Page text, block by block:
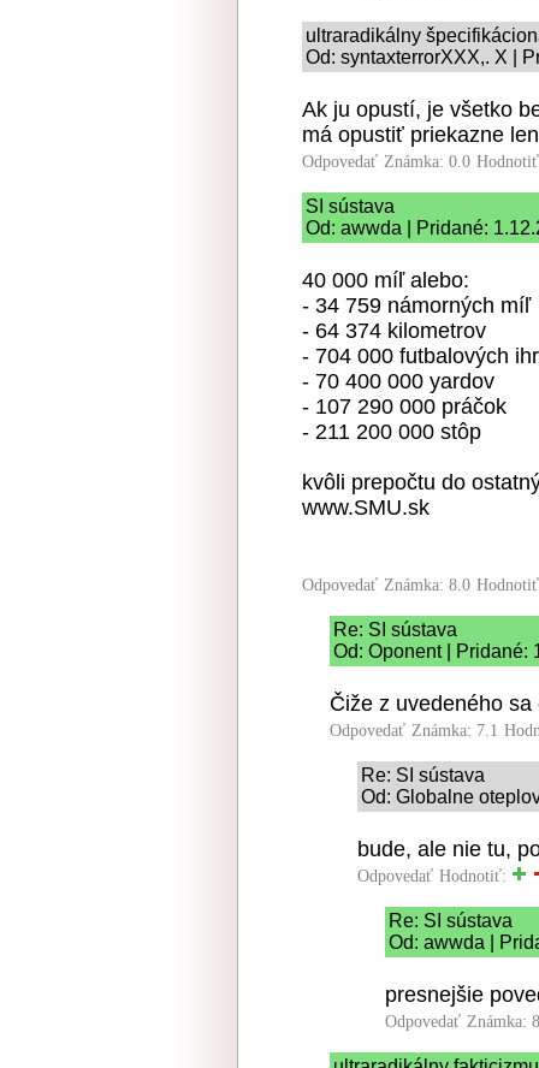
ultraradikálny
Od: syntaxterrorXXX,. X |
Ak ju opustí, je všetko
má opustiť priekazne
Odpovedať Známka: 0.0
SI sústava
Od: awwda | Pridané:
40 000 míľ alebo:
- 34 759 námorných míľ
- 64 374 kilometrov
- 704 000 futbalových
- 70 400 000 yardov
- 107 290 000 práčok
- 211 200 000 stôp
kvôli prepočtu do
www.SMU.sk
Odpovedať Známka: 8.0
Re: SI sústava
Od: Oponent | Pridané:
Čiže z uvedeného
Odpovedať Známka: 7.1
Re: SI sústava
Od: Globalne
bude, ale nie tu,
Odpovedať Hodnotiť:
Re: SI sústava
Od: awwda |
presnejšie
Odpovedať Známka: